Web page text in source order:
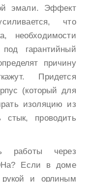
эмали. Эффект
что
необходимости
гарантийный
причину
Придется
(который для
изоляцию из
стык, проводить
работы через
Если в доме
и орлиным